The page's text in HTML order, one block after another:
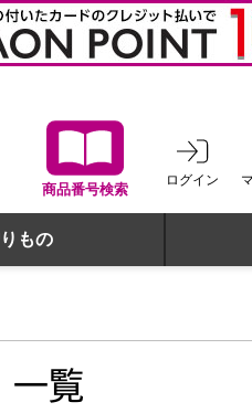
商品番号検索
ログイン
もの
一覧